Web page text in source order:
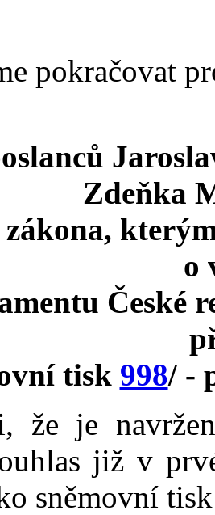
pokračovat
Zdeňka
o
České
tisk 998/ -
že je
již v
sněmovní